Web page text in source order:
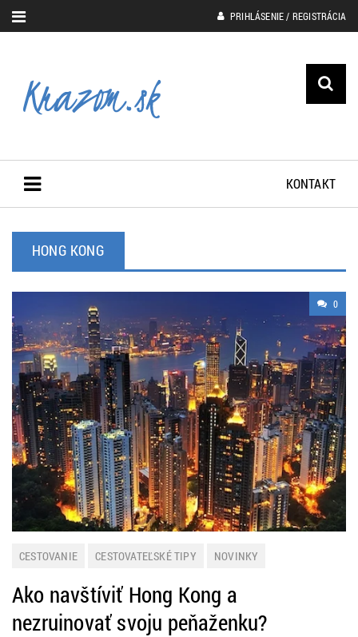
PRIHLÁSENIE / REGISTRÁCIA
KONTAKT
HONG KONG
0
CESTOVANIE CESTOVATEĽSKÉ TIPY NOVINKY
Ako navštíviť Hong Kong a
nezruinovať svoju peňaženku?